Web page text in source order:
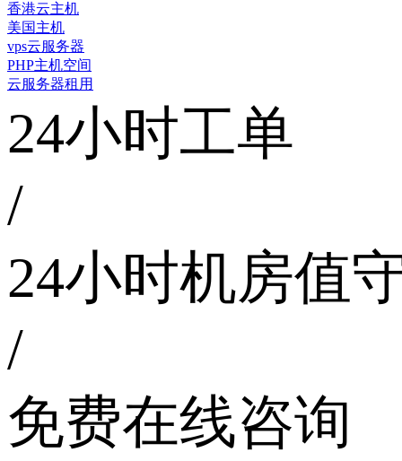
香港云主机
美国主机
vps云服务器
PHP主机空间
云服务器租用
24小时工单
/
24小时机房值
/
免费在线咨询